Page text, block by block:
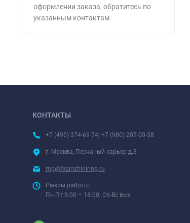
оформлении заказа, обратитесь по
указанным контактам.
КОНТАКТЫ
+7 (495) 374-69-74; +7 (980) 207-00-58
г. Москва, Песчаный карьер д.3
mp@fazinzhiniring.ru
Режим работы:
Пн-Пт 9:00 – 18:00; Сб-Вс вых